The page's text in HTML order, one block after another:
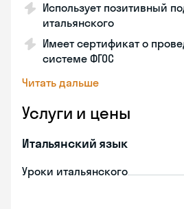
Использует позитивный
итальянского
Имеет сертификат о
системе ФГОС
Читать дальше
Услуги и цены
Итальянский язык
Уроки итальянского